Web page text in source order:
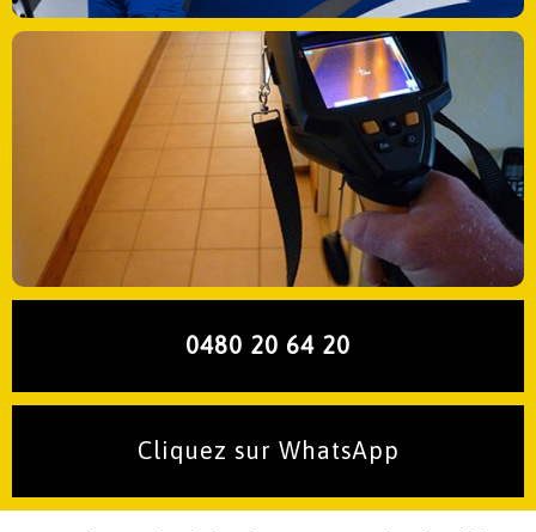
0480 20 64 20
Cliquez sur WhatsApp